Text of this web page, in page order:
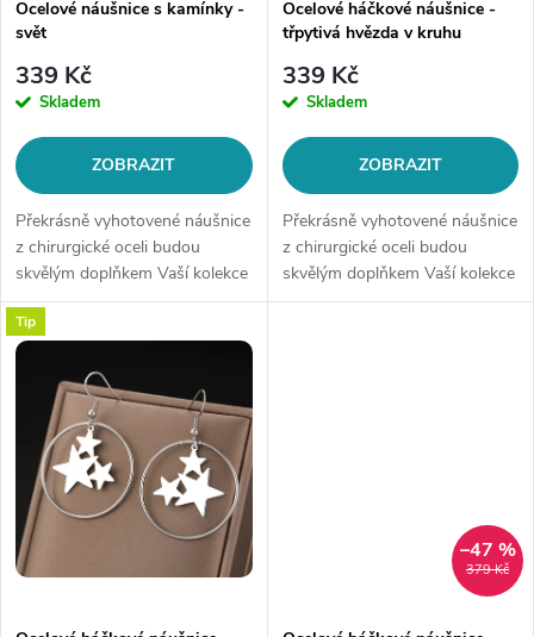
r
o
d
u
k
t
r
o
d
u
k
t
Ocelové náušnice s kamínky -
svět
339 Kč
Skladem
ZOBRAZIT
Překrásně vyhotovené náušnice
z chirurgické oceli budou
skvělým doplňkem Vaší kolekce
šperků. Materiál: chirurgická
ocel 316LZapínání: na
patentMotiv: kolečko zdobené...
Ocelové háčkové náušnice -
třpytivá hvězda v kruhu
339 Kč
Skladem
ZOBRAZIT
Překrásně vyhotovené náušnice
z chirurgické oceli budou
skvělým doplňkem Vaší kolekce
šperků. Materiál: chirurgická
Tip
379 Kč
–47 %